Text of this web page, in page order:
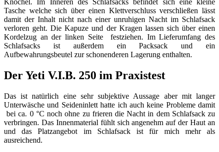
Knöchel. Im Inneren des Schlafsacks befindet sich eine kleine
Tasche welche sich über einen Klettverschluss verschließen lässt
damit der Inhalt nicht nach einer unruhigen Nacht im Schlafsack
verloren geht. Die Kapuze und der Kragen lassen sich über einen
Kordelzug an der linken Seite festziehen. Im Lieferumfang des
Schlafsacks ist außerdem ein Packsack und ein
Aufbewahrungsbeutel zur schonenderen Lagerung enthalten.
Der Yeti V.I.B. 250 im Praxistest
Das ist natürlich eine sehr subjektive Aussage aber mit langer
Unterwäsche und Seideninlett hatte ich auch keine Probleme damit
bei ca. 0 °C noch ohne zu frieren die Nacht in dem Schlafsack zu
verbringen. Das Innenmaterial fühlt sich angenehm auf der Haut an
und das Platzangebot im Schlafsack ist für mich mehr als
ausreichend.